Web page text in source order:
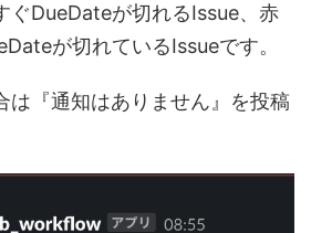
ぐDueDateが切れるIssue、赤
が切れているIssueです。
は『通知はありません』を投稿